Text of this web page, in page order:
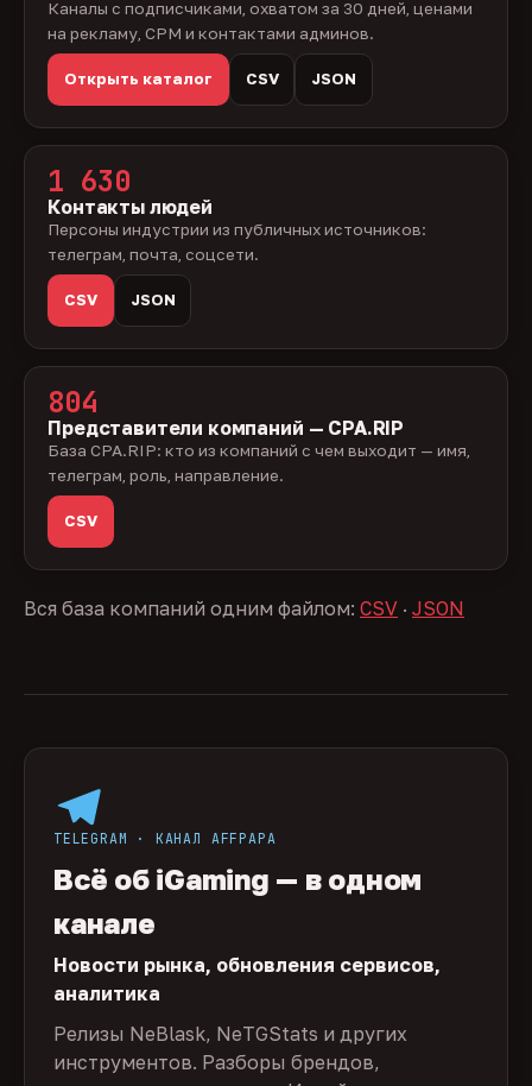
Каналы с подписчиками, охватом за 30 дней, ценами
на рекламу, CPM и контактами админов.
Открыть каталог CSV JSON
1 630
Контакты людей
Персоны индустрии из публичных источников:
телеграм, почта, соцсети.
CSV JSON
804
Представители компаний — CPA.RIP
База CPA.RIP: кто из компаний с чем выходит — имя,
телеграм, роль, направление.
CSV
Вся база компаний одним файлом: CSV · JSON
TELEGRAM · КАНАЛ AFFPAPA
Всё об iGaming — в одном
канале
Новости рынка, обновления сервисов,
аналитика
Релизы NeBlask, NeTGStats и других
инструментов. Разборы брендов,